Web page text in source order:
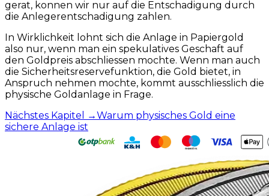
gerat, konnen wir nur auf die Entschadigung durch
die Anlegerentschadigung zahlen.
In Wirklichkeit lohnt sich die Anlage in Papiergold
also nur, wenn man ein spekulatives Geschaft auf
den Goldpreis abschliessen mochte. Wenn man auch
die Sicherheitsreservefunktion, die Gold bietet, in
Anspruch nehmen mochte, kommt ausschliesslich die
physische Goldanlage in Frage.
Nächstes Kapitel
→Warum physisches Gold eine
sichere Anlage ist